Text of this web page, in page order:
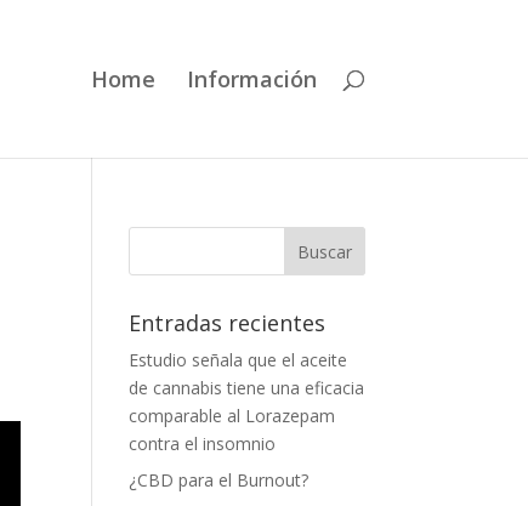
Home Información
Entradas recientes
Estudio señala que el aceite
de cannabis tiene una eficacia
comparable al Lorazepam
contra el insomnio
¿CBD para el Burnout?